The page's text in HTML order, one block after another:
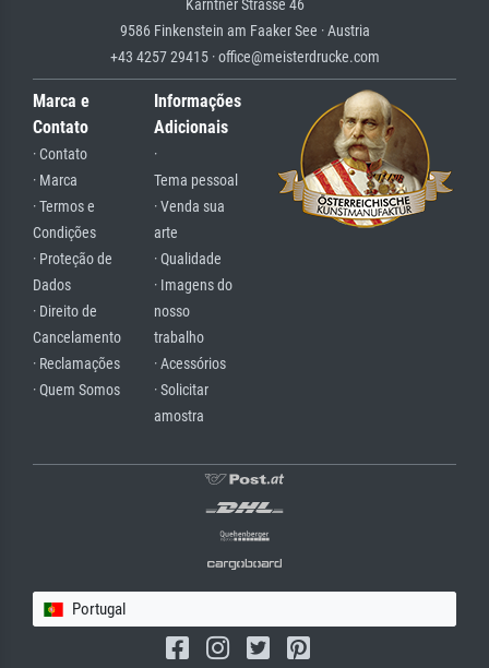
Kärntner Strasse 46
9586 Finkenstein am Faaker See · Austria
+43 4257 29415 · office@meisterdrucke.com
Marca e
Contato
· Contato
· Marca
· Termos e
Condições
· Proteção de
Dados
· Direito de
Cancelamento
· Reclamações
· Quem Somos
Informações
Adicionais
·
Tema pessoal
· Venda sua
arte
· Qualidade
· Imagens do
nosso
trabalho
· Acessórios
· Solicitar
amostra
Portugal